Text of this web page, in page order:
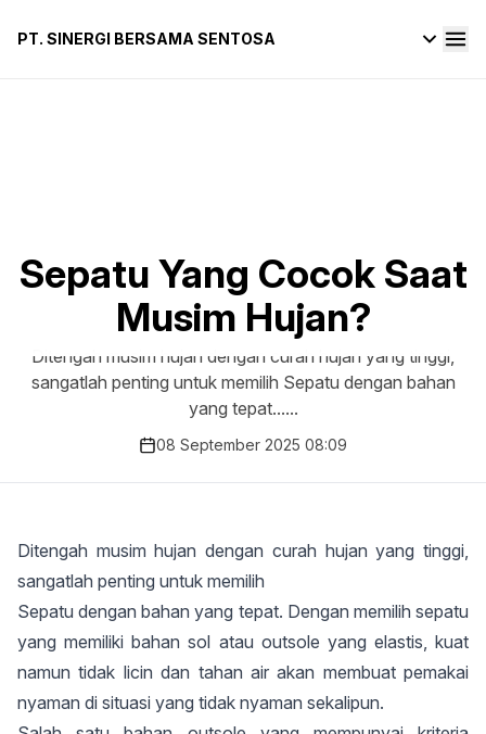
PT. SINERGI BERSAMA SENTOSA
Sepatu Yang Cocok Saat
Musim Hujan?
Ditengah musim hujan dengan curah hujan yang tinggi,
sangatlah penting untuk memilih Sepatu dengan bahan
yang tepat......
08 September 2025 08:09
Ditengah musim hujan dengan curah hujan yang tinggi,
sangatlah penting untuk memilih
Sepatu dengan bahan yang tepat. Dengan memilih sepatu
yang memiliki bahan sol atau outsole yang elastis, kuat
namun tidak licin dan tahan air akan membuat pemakai
nyaman di situasi yang tidak nyaman sekalipun.